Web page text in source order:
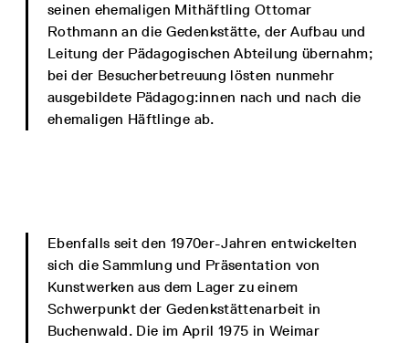
seinen ehemaligen Mithäftling Ottomar
Rothmann an die Gedenkstätte, der Aufbau und
Leitung der Pädagogischen Abteilung übernahm;
bei der Besucherbetreuung lösten nunmehr
ausgebildete Pädagog:innen nach und nach die
ehemaligen Häftlinge ab.
Ebenfalls seit den 1970er-Jahren entwickelten
sich die Sammlung und Präsentation von
Kunstwerken aus dem Lager zu einem
Schwerpunkt der Gedenkstättenarbeit in
Buchenwald. Die im April 1975 in Weimar